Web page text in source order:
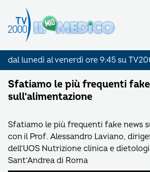
dal lunedì al venerdì ore 9:45 su
Sfatiamo le più frequenti
sull’alimentazione
Sfatiamo le più frequenti fake news
con il Prof. Alessandro Laviano,
dell’UOS Nutrizione clinica e
Sant’Andrea di Roma